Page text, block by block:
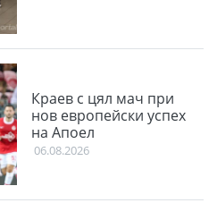
Краев с цял мач при
нов европейски успех
на Апоел
06.08.2026